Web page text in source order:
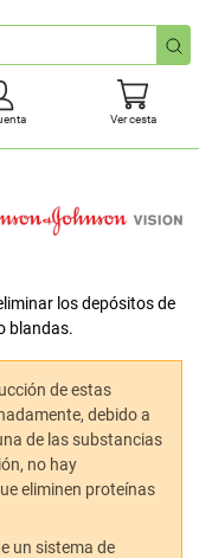
Ver cesta
los depósitos de
blandas.
de estas
debido a
de las substancias
no hay
eliminen proteínas
un sistema de